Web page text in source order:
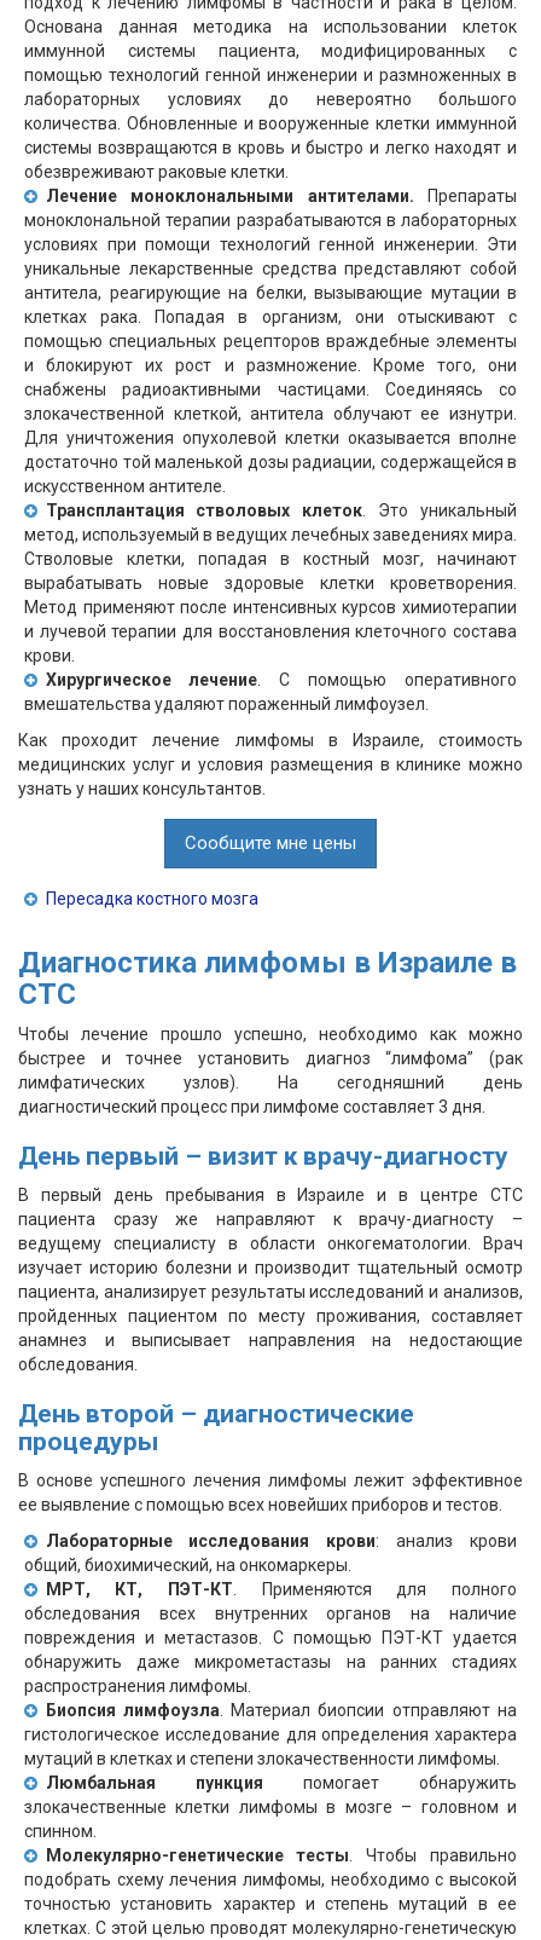
Основана данная методика на использовании клеток
иммунной системы пациента, модифицированных с
помощью технологий генной инженерии и размноженных в
лабораторных условиях до невероятно большого
количества. Обновленные и вооруженные клетки иммунной
системы возвращаются в кровь и быстро и легко находят и
обезвреживают раковые клетки.
Лечение моноклональными антителами.
Препараты
моноклональной терапии разрабатываются в лабораторных
условиях при помощи технологий генной инженерии. Эти
уникальные лекарственные средства представляют собой
антитела, реагирующие на белки, вызывающие мутации в
клетках рака. Попадая в организм, они отыскивают с
помощью специальных рецепторов враждебные элементы
и блокируют их рост и размножение. Кроме того, они
снабжены радиоактивными частицами. Соединяясь со
злокачественной клеткой, антитела облучают ее изнутри.
Для уничтожения опухолевой клетки оказывается вполне
достаточно той маленькой дозы радиации, содержащейся в
искусственном антителе.
Трансплантация стволовых клеток . Это уникальный
метод, используемый в ведущих лечебных заведениях мира.
Стволовые клетки, попадая в костный мозг, начинают
вырабатывать новые здоровые клетки кроветворения.
Метод применяют после интенсивных курсов химиотерапии
и лучевой терапии для восстановления клеточного состава
крови.
Хирургическое лечение . С помощью оперативного
вмешательства удаляют пораженный лимфоузел.
Как проходит лечение лимфомы в Израиле, стоимость
медицинских услуг и условия размещения в клинике можно
узнать у наших консультантов.
Сообщите мне цены
Пересадка костного мозга
Диагностика лимфомы в Израиле в
СТС
Чтобы лечение прошло успешно, необходимо как можно
быстрее и точнее установить диагноз “лимфома” (рак
лимфатических узлов). На сегодняшний день
диагностический процесс при лимфоме составляет 3 дня.
День первый – визит к врачу-диагносту
В первый день пребывания в Израиле и в центре СТС
пациента сразу же направляют к врачу-диагносту –
ведущему специалисту в области онкогематологии. Врач
изучает историю болезни и производит тщательный осмотр
пациента, анализирует результаты исследований и анализов,
пройденных пациентом по месту проживания, составляет
анамнез и выписывает направления на недостающие
обследования.
День второй – диагностические
процедуры
В основе успешного лечения лимфомы лежит эффективное
ее выявление с помощью всех новейших приборов и тестов.
Лабораторные исследования крови: анализ крови
общий, биохимический, на онкомаркеры.
МРТ, КТ, ПЭТ-КТ . Применяются для полного
обследования всех внутренних органов на наличие
повреждения и метастазов. С помощью ПЭТ-КТ удается
обнаружить даже микрометастазы на ранних стадиях
распространения лимфомы.
Биопсия лимфоузла . Материал биопсии отправляют на
гистологическое исследование для определения характера
мутаций в клетках и степени злокачественности лимфомы.
Люмбальная пункция помогает обнаружить
злокачественные клетки лимфомы в мозге – головном и
спинном.
Молекулярно-генетические тесты . Чтобы правильно
подобрать схему лечения лимфомы, необходимо с высокой
точностью установить характер и степень мутаций в ее
клетках. С этой целью проводят молекулярно-генетическую